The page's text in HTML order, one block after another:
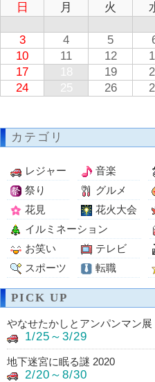
日
月 火
3
4 5
10
11 12
17
18 19
24
25 26
カテゴリ
レジャー 音楽
祭り
グルメ
花見
花火大会
イルミネーション
お笑い
テレビ
スポーツ
転職
PICK UP
やなせたかしとアンパンマン展
1/25～3/29
地下迷宮に眠る謎 2020
2/20～8/30